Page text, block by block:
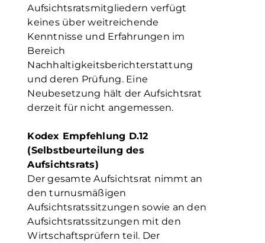
Aufsichtsratsmitgliedern verfügt
keines über weitreichende
Kenntnisse und Erfahrungen im
Bereich
Nachhaltigkeitsberichterstattung
und deren Prüfung. Eine
Neubesetzung hält der Aufsichtsrat
derzeit für nicht angemessen.
Kodex Empfehlung D.12
(Selbstbeurteilung des
Aufsichtsrats)
Der gesamte Aufsichtsrat nimmt an
den turnusmäßigen
Aufsichtsratssitzungen sowie an den
Aufsichtsratssitzungen mit den
Wirtschaftsprüfern teil. Der